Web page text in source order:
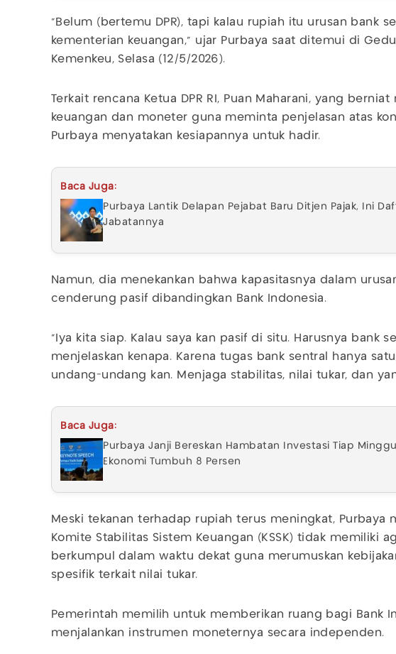
"Belum (bertemu DPR), tapi kalau rupiah itu urusan bank
kementerian keuangan," ujar Purbaya saat ditemui di
Kemenkeu, Selasa (12/5/2026).
Terkait rencana Ketua DPR RI, Puan Maharani, yang
keuangan dan moneter guna meminta penjelasan atas
Purbaya menyatakan kesiapannya untuk hadir.
Baca Juga:
Purbaya Lantik Delapan Pejabat Baru Ditjen Pajak, Ini
Jabatannya
Namun, dia menekankan bahwa kapasitasnya dalam
cenderung pasif dibandingkan Bank Indonesia.
"Iya kita siap. Kalau saya kan pasif di situ. Harusnya bank
menjelaskan kenapa. Karena tugas bank sentral hanya
undang-undang kan. Menjaga stabilitas, nilai tukar, dan
Baca Juga:
Purbaya Janji Bereskan Hambatan Investasi Tiap
Ekonomi Tumbuh 8 Persen
Meski tekanan terhadap rupiah terus meningkat, Purbaya
Komite Stabilitas Sistem Keuangan (KSSK) tidak memiliki
berkumpul dalam waktu dekat guna merumuskan
spesifik terkait nilai tukar.
Pemerintah memilih untuk memberikan ruang bagi Bank
menjalankan instrumen moneternya secara independen.